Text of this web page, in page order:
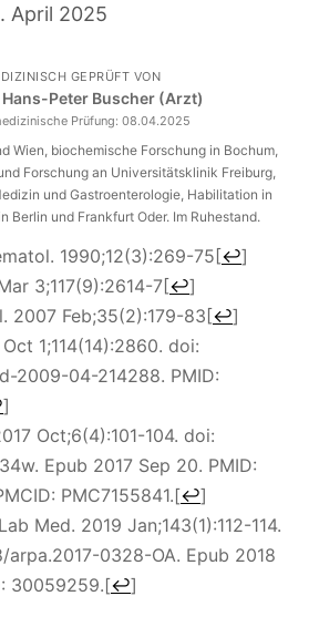
April 2025
GEPRÜFT VON
Hans-Peter Buscher (Arzt)
Prüfung: 08.04.2025
Wien, biochemische Forschung in Bochum,
Forschung an Universitätsklinik Freiburg,
und Gastroenterologie, Habilitation in
Berlin und Frankfurt Oder. Im Ruhestand.
1990;12(3):269-75[↩]
3;117(9):2614-7[↩]
2007 Feb;35(2):179-83[↩]
1;114(14):2860. doi:
2009-04-214288. PMID:
]
Oct;6(4):101-104. doi:
Epub 2017 Sep 20. PMID:
PMC7155841.[↩]
Med. 2019 Jan;143(1):112-114.
arpa.2017-0328-OA. Epub 2018
30059259.[↩]